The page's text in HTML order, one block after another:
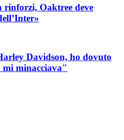
Oaktree deve
Davidson, ho dovuto
mi minacciava"